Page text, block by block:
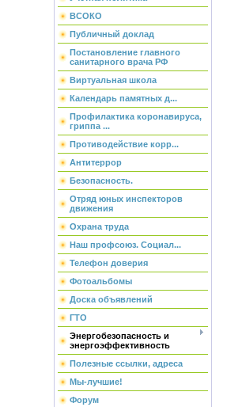
ВСОКО
Публичный доклад
Постановление главного
санитарного врача РФ
Виртуальная школа
Календарь памятных д...
Профилактика коронавируса,
гриппа ...
Противодействие корр...
Антитеррор
Безопасность.
Отряд юных инспекторов
движения
Охрана труда
Наш профсоюз. Социал...
Телефон доверия
Фотоальбомы
Доска объявлений
ГТО
Энергобезопасность и
энергоэффективность
Полезные ссылки, адреса
Мы-лучшие!
Форум